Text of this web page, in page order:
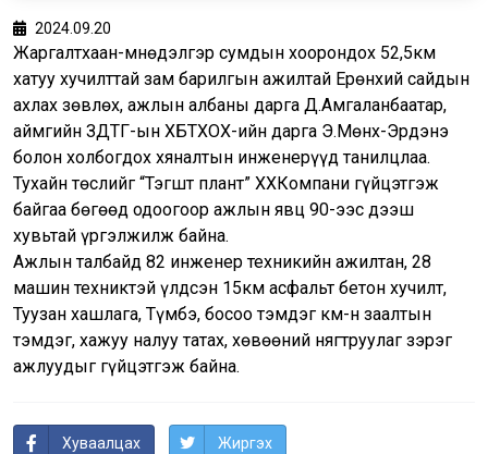
2024.09.20
Жаргалтхаан-Өмнөдэлгэр сумдын хоорондох 52,5км
хатуу хучилттай зам барилгын ажилтай Ерөнхий сайдын
ахлах зөвлөх, ажлын албаны дарга Д.Амгаланбаатар,
аймгийн ЗДТГ-ын ХБТХОХ-ийн дарга Э.Мөнх-Эрдэнэ
болон холбогдох хяналтын инженерүүд танилцлаа.
Тухайн төслийг “Тэгшт плант” ХХКомпани гүйцэтгэж
байгаа бөгөөд одоогоор ажлын явц 90-ээс дээш
хувьтай үргэлжилж байна.
Ажлын талбайд 82 инженер техникийн ажилтан, 28
машин техниктэй үлдсэн 15км асфальт бетон хучилт,
Туузан хашлага, Түмбэ, босоо тэмдэг км-н заалтын
тэмдэг, хажуу налуу татах, хөвөөний нягтруулаг зэрэг
ажлуудыг гүйцэтгэж байна.
Хуваалцах Жиргэх